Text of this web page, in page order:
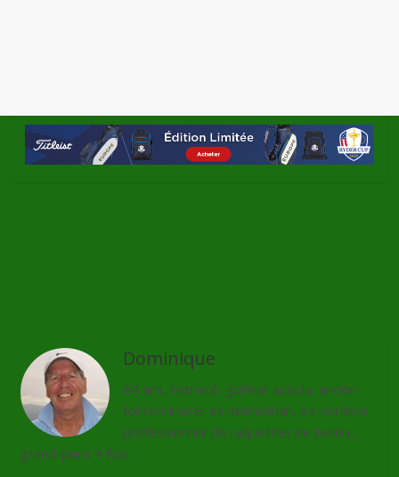
Dominique
64 ans, retraité, golfeur assidu, ancien
fonctionnaire, ex-tennisman, ex-cordeur
professionnel de raquettes de tennis,
grand-père 4 fois.